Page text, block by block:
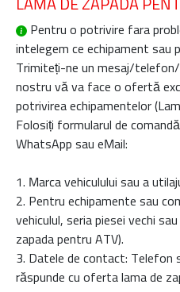
LAMA DE ZAPADA
Pentru o potrivire fara
intelegem ce echipament sau
Trimiteți-ne un mesaj/
nostru vă va face o ofertă
potrivirea echipamentelor (
Folosiți formularul de
WhatsApp sau eMail:
1. Marca vehiculului sau a
2. Pentru echipamente sau
vehiculul, seria piesei vechi
zapada pentru ATV).
3. Datele de contact: Telefon
răspunde cu oferta lama de